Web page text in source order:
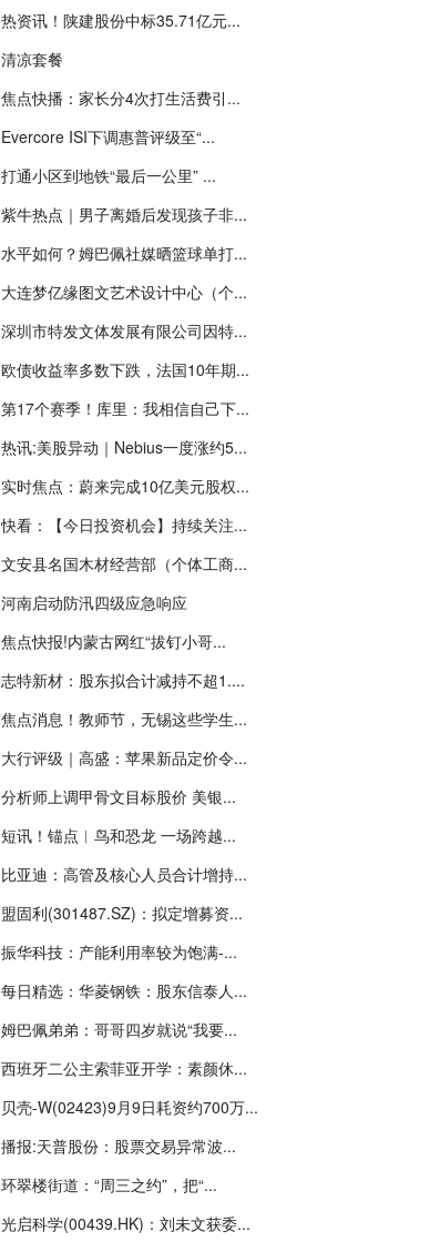
热资讯！陕建股份中标35.71亿元...
清凉套餐
焦点快播：家长分4次打生活费引...
Evercore ISI下调惠普评级至“...
打通小区到地铁“最后一公里” ...
紫牛热点｜男子离婚后发现孩子非...
水平如何？姆巴佩社媒晒篮球单打...
大连梦亿缘图文艺术设计中心（个...
深圳市特发文体发展有限公司因特...
欧债收益率多数下跌，法国10年期...
第17个赛季！库里：我相信自己下...
热讯:美股异动｜Nebius一度涨约5...
实时焦点：蔚来完成10亿美元股权...
快看：【今日投资机会】持续关注...
文安县名国木材经营部（个体工商...
河南启动防汛四级应急响应
焦点快报!内蒙古网红“拔钉小哥...
志特新材：股东拟合计减持不超1....
焦点消息！教师节，无锡这些学生...
大行评级｜高盛：苹果新品定价令...
分析师上调甲骨文目标股价 美银...
短讯！锚点︱鸟和恐龙 一场跨越...
比亚迪：高管及核心人员合计增持...
盟固利(301487.SZ)：拟定增募资...
振华科技：产能利用率较为饱满-...
每日精选：华菱钢铁：股东信泰人...
姆巴佩弟弟：哥哥四岁就说“我要...
西班牙二公主索菲亚开学：素颜休...
贝壳-W(02423)9月9日耗资约700万...
播报:天普股份：股票交易异常波...
环翠楼街道：“周三之约”，把“...
光启科学(00439.HK)：刘未文获委...